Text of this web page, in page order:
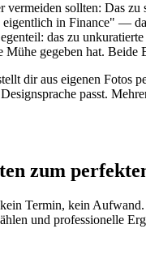
vermeiden sollten: Das zu
eigentlich in Finance" —
das zu
Mühe gegeben hat. Beide
dir aus eigenen Fotos
passt.
zum
Termin, kein
und professionelle